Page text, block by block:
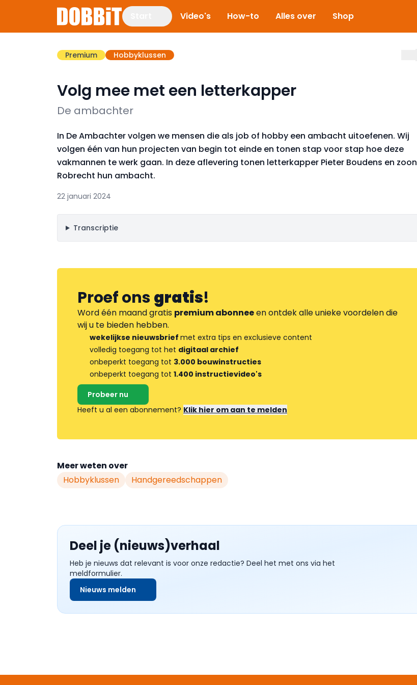
Video's How-to Alles over Shop
Premium Hobbyklussen
Volg mee met een letterkapper
De ambachter
In De Ambachter volgen we mensen die als job of hobby een ambacht uitoefenen. Wij
volgen één van hun projecten van begin tot einde en tonen stap voor stap hoe deze
vakmannen te werk gaan. In deze aflevering tonen letterkapper Pieter Boudens en zoon
Robrecht hun ambacht.
22 januari 2024
Transcriptie
Proef onsgratis!
Word één maand gratis premium abonneeen ontdek alle unieke voordelen die
wij u te bieden hebben.
wekelijkse nieuwsbrief met extra tips en exclusieve content
volledig toegang tot het digitaal archief
onbeperkt toegang tot 3.000 bouwinstructies
onbeperkt toegang tot 1.400 instructievideo's
Probeer nu
Heeft u al een abonnement? Klik hier om aan te melden
Meer weten over
Hobbyklussen
Handgereedschappen
Deel je (nieuws)verhaal
Heb je nieuws dat relevant is voor onze redactie? Deel het met ons via het
meldformulier.
Nieuws melden